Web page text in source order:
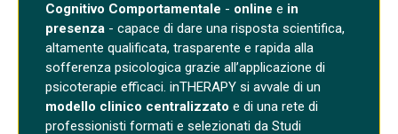
Cognitivo Comportamentale - online e in
presenza - capace di dare una risposta scientifica,
altamente qualificata, trasparente e rapida alla
sofferenza psicologica grazie all’applicazione di
psicoterapie efficaci. inTHERAPY si avvale di un
modello clinico centralizzato e di una rete di
professionisti formati e selezionati da Studi